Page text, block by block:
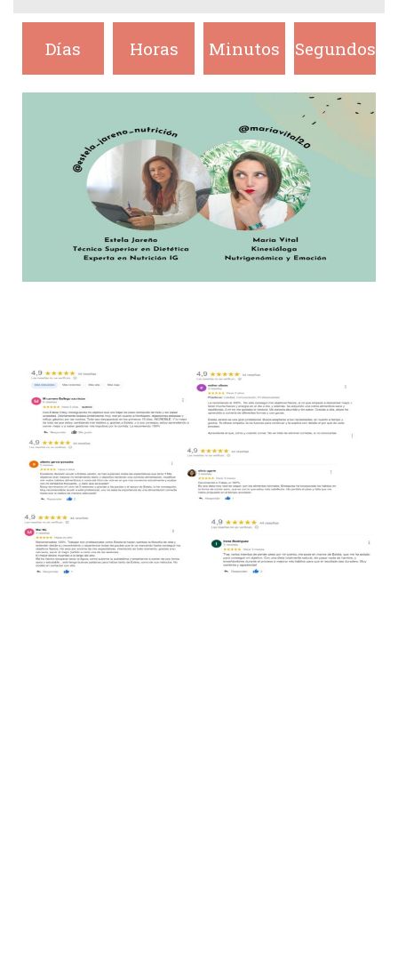
Días Horas Minutos Segundos